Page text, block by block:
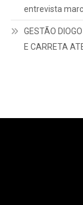
PROFESSOR
SOBRE
E CARRETA